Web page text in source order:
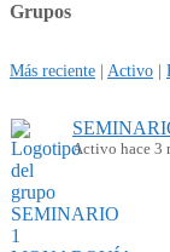
Grupos
Más reciente | Activo |
Activo hace 3